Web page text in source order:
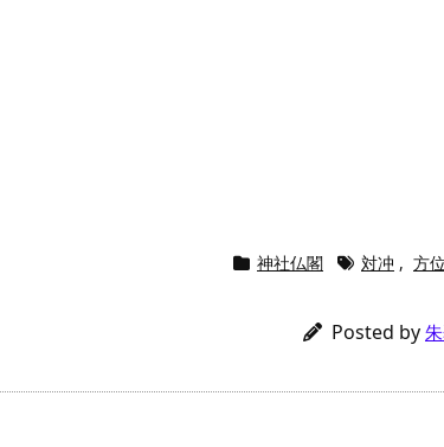
神社仏閣 対冲 , 方位
Posted by